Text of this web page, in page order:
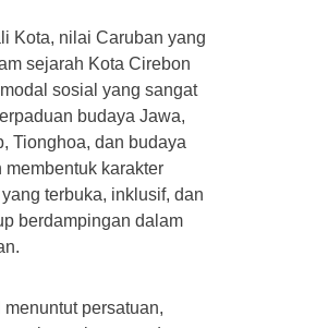
Kota, nilai Caruban yang
sejarah Kota Cirebon
sosial yang sangat
budaya Jawa,
Tionghoa, dan budaya
membentuk karakter
terbuka, inklusif, dan
berdampingan dalam
menuntut persatuan,